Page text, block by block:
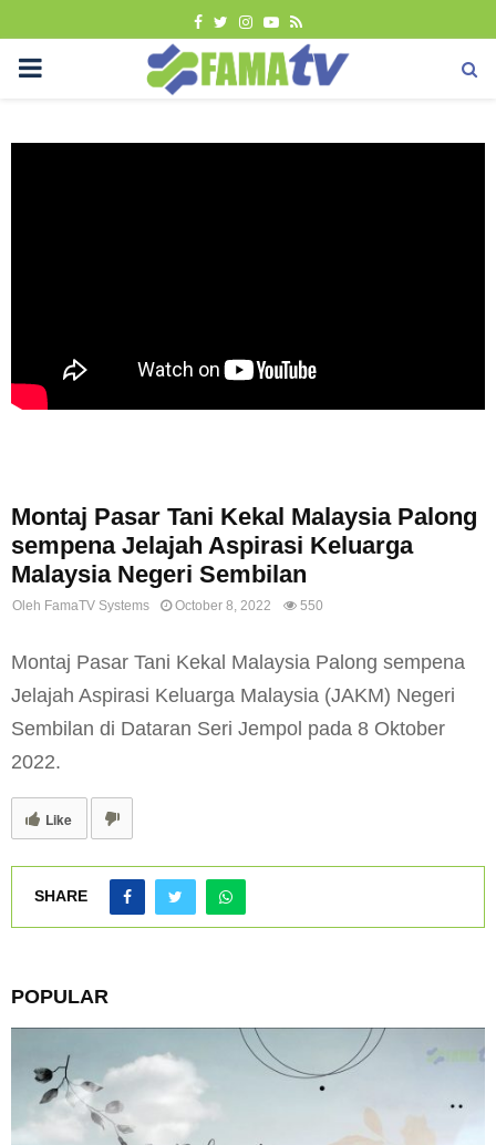
FACEBOOK
TWITTER
INSTAGRAM
YOUTUBE
RSS
PRIMARY
Montaj Pasar Tani Kekal Malaysia Palong
sempena Jelajah Aspirasi Keluarga
Malaysia Negeri Sembilan
Oleh FamaTV Systems October 8, 2022 550
Montaj Pasar Tani Kekal Malaysia Palong sempena
Jelajah Aspirasi Keluarga Malaysia (JAKM) Negeri
Sembilan di Dataran Seri Jempol pada 8 Oktober
2022.
Like
SHARE
POPULAR